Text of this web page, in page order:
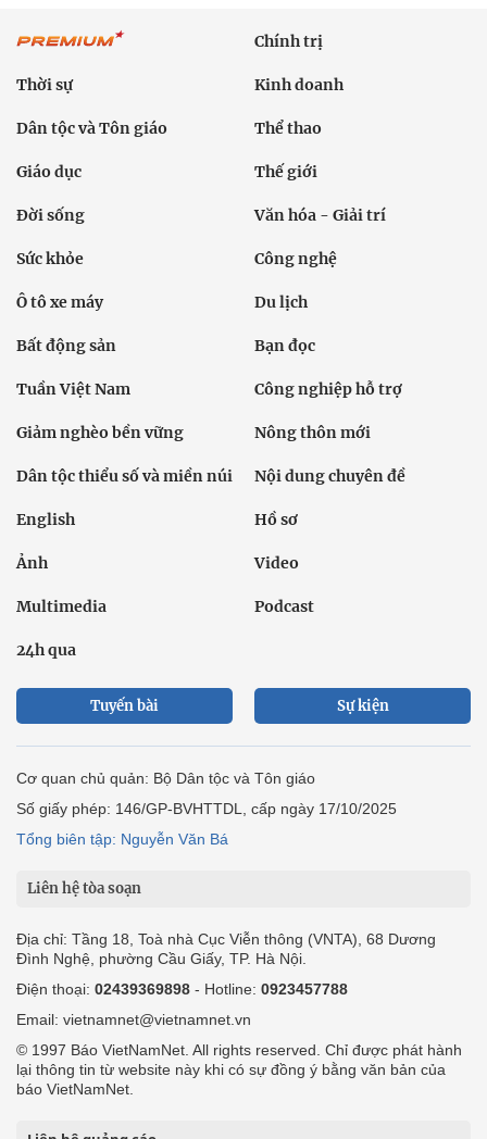
Chính trị
Thời sự Kinh doanh
Dân tộc và Tôn giáo Thể thao
Giáo dục Thế giới
Đời sống Văn hóa - Giải trí
Sức khỏe Công nghệ
Ô tô xe máy Du lịch
Bất động sản Bạn đọc
Tuần Việt Nam Công nghiệp hỗ trợ
Giảm nghèo bền vững Nông thôn mới
Dân tộc thiểu số và miền núi Nội dung chuyên đề
English Hồ sơ
Ảnh Video
Multimedia Podcast
24h qua
Tuyến bài Sự kiện
Cơ quan chủ quản: Bộ Dân tộc và Tôn giáo
Số giấy phép: 146/GP-BVHTTDL, cấp ngày 17/10/2025
Tổng biên tập: Nguyễn Văn Bá
Liên hệ tòa soạn
Địa chỉ: Tầng 18, Toà nhà Cục Viễn thông (VNTA), 68 Dương
Đình Nghệ, phường Cầu Giấy, TP. Hà Nội.
Điện thoại: 02439369898 - Hotline: 0923457788
Email: vietnamnet@vietnamnet.vn
© 1997 Báo VietNamNet. All rights reserved. Chỉ được phát hành
lại thông tin từ website này khi có sự đồng ý bằng văn bản của
báo VietNamNet.